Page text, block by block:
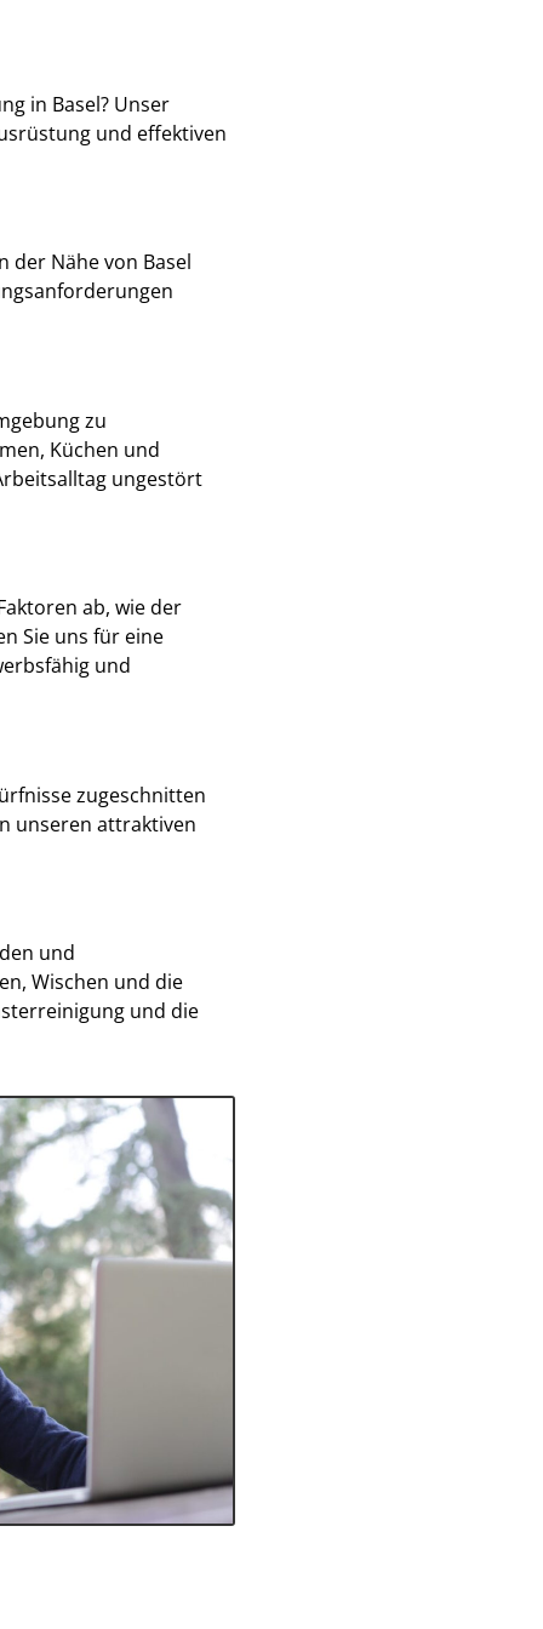
in Basel? Unser
und effektiven
der Nähe von Basel
zu
Küchen und
ungestört
ab, wie der
Sie uns für eine
und
zugeschnitten
unseren attraktiven
und
Wischen und die
und die